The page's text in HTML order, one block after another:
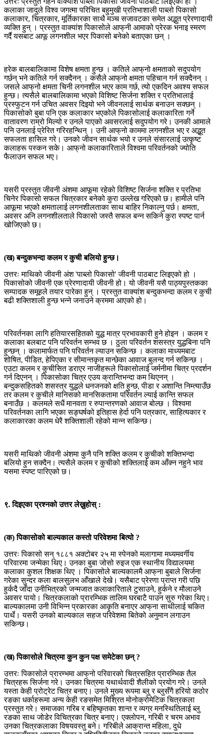
कलाका जादुले विश्व जगत्मा परिचित बहुमुखी प्रतिभाशाली पाब्लो पिकासो
कलाकार, चित्रकार, मूर्तिकारका साथै मञ्च सजावटका समेत अद्भुत प्रेरणादायी
व्यक्ति हुन् । प्रस्तुत वाक्यांश पिकासोले आफ्‌नी आमाको प्रेरक भनाइ स्मरण
गर्दै यसबाट आफू लगनशील भएर पिकासो बनेको बताएका छन् ।
हरेक बालबालिकामा विशेष क्षमता हुन्छ । कतिले आफ्‌नो क्षमताको सदुपयोग
गर्छन् भने कतिले गर्न सक्दैनन् । कसैले आफ्‌नो क्षमता पहिचान गर्न सक्दैनन् ।
जसले आफ्‌नो क्षमता चिनी लगनशील भएर काम गर्छ, त्यो एकदिन अवश्य सफल
हुन्छ। त्यसैले बालबालिकामा भएको विशिष्ट सिर्जना शक्ति र प्रतिभालाई
प्रस्फुटन गर्न उचित अवसर दिइयो भने जीवनलाई सार्थक बनाउन सक्छन् ।
पिकासोको बुबा पनि एक कलाकार भएकोले पिकासोलाई कलाकारिता गर्ने
वातावरण राम्रो मिल्यो र उनले पाएको अवसरलाई सदुपयोग गरे। उनकी आमाले
पनि उनलाई प्रेरित गरिरहन्थिन् । उनी आफ्‌नो काममा लगनशील भए र अद्भूत
सफलता हासिल गरे। उनको जीवन सार्थक भयो र उनले संसारलाई उत्कृष्ट
कलाहरू पस्कन सके। आफ्‌नो कलाकारिताले विश्वमा परिवर्तनको ज्योति
फैलाउन सफल भए।
यसरी प्रस्तुत जीवनी अंशमा आफूमा रहेको विशिष्ट सिर्जना शक्ति र प्रतिभा
चिनेर पिकासो सफल चित्रकार बनेको कुरा उल्लेख गरिएको छ। हामीले पनि
आफूमा भएको क्षमतालाई लगनशीलताका साथ बाहिर निकाल्नु पर्छ। क्षमता,
अवसर अनि लगनशीलताले पिकासो जस्तै सफल बन्न सकिने कुरा स्पष्ट पार्न
खोजिएको छ।
(ख) बन्दुकभन्दा कलम र कुची बलियो हुन्छ।
उत्तरः माथिको जीवनी अंश 'पाब्लो पिकासो' जीवनी पाठबाट लिइएको हो ।
पिकासोको जीवनी एक प्रेरणादायी जीवनी हो। यो जीवनी यसै पाठ्यपुस्तकका
सम्पादक समूहले तयार पारेका हुन् । प्रस्तुत वाक्यांश बन्दुकभन्दा कलम र कुची
बढी शक्तिशाली हुन्छ भन्ने जनाउने क्रममा आएको हो।
परिवर्तनका लागि हतियारसहितको युद्ध मात्र प्रभावकारी हुने होइन । कलम र
कलाका बलबाट पनि परिवर्तन सम्भव छ । ठुला परिवर्तन शसस्त्र युद्धबिना पनि
हुन्छन् । कलामार्फत पनि परिवर्तन ल्याउन सकिन्छ । कलाका माध्यमबाट
शोषित, पीडित, हेपिएका र सीमान्तकृत मान्छेका आवाज बुलन्द गर्न सकिन्छ ।
एउटा कलम र कुचीसित डराएर नाजीहरूले पिकासोलाई जर्मनीमा चित्र प्रदर्शन
गर्न दिएनन् । पिकासोका चित्र एउय क्रान्तिभन्दा कम थिएनन् ।
बन्दुकसहितको शसस्त्र युद्धले धनजनको क्षति हुन्छ, पीडा र अशान्ति निम्त्याउँछ
तर कलम र कुचीले मानिसको मानसिकतामा परिवर्तन ल्याई कान्ति सफल
बनाउँछ । कलमले सधैं मानवता र रुपान्तरणको आवाज बोल्छ । विश्वमा
परिवर्तनका लागि भएका सङ्घर्षको इतिहास हेर्दा पनि पत्रकार, साहित्यकार र
कलाकारका कलम धेरै शक्तिशाली रहेको मान्न सकिन्छ।
यसरी माथिको जीवनी अंशमा कुनै पनि शक्ति कलम र कुचीको शक्तिभन्दा
बलियो हुन सक्दैन। त्यसैले कलम र कुचीको शक्तिलाई कम आँक्न नहुने भाव
यसमा स्पष्ट पारिएको छ।
९. दिइएका प्रश्नको उत्तर लेख्नुहोस् :
(क) पिकासोको बाल्यकाल कस्तो परिवेशमा बित्यो ?
उत्तरः पिकासो सन् १८८१ अक्टोबर २५ मा स्पेनको मलागामा मध्यमवर्गीय
परिवारमा जन्मेका थिए। उनका बुबा जोसो रुइज एक स्थानीय विद्यालयमा
कलाका कुशल शिक्षक थिए । पिकासोले बाल्यकालमै आफ्‌ना बुबाले सिर्जना
गरेका सुन्दर कला बालसुलभ आँखाले देखे। यसैबाट प्रेरणा प्राप्त गरी पछि
हुर्कदै जाँदा उनीभित्रको जन्मजात कलाकारिताले टुसाउने, हुर्कने र मौलाउने
अवसर पायो। चित्रकलाको प्रारम्भिक तालिम घरबाटै पाउन सुरु गरेका थिए।
बाल्यकालमा उनी विभिन्न प्रकारका आकृति बनाएर आफ्‌ना साथीलाई चकित
पार्थे। यसरी उनको बाल्यकाल सहज परिवेशमा बितेको अनुमान लगाउन
सकिन्छ।
(ख) पिकासोले चित्रमा कुन कुन पक्ष समेटेका छन् ?
उत्तरः पिकासोले प्रारम्भमा आफ्‌नो परिवारको चित्रसहित प्रारम्भिक तैल
चित्रहरू सिर्जना गरे। उनका चित्रमा यथार्थवादी शैलीको प्रयोग गरे। उनले
यस्ता केही प्रोट्रेट चित्र बनाए। उनले मुख्य रूपमा ब्लु र ब्लुसँगै हरियो कठोर
रङका धर्काहरूमा अन्य केही रङसमेत मिश्रित मोनोक्रोमेटिक चित्रकला
प्रस्तुत गरे। समाजका गरिब र बहिष्कृतका शान्त र व्यग्र मनस्थितिलाई ब्लु
रङका साथ जोडेर विचित्रका चित्र बनाए। एक्लोपन, गरिबी र चरम अभाव
उनका चित्रकलाका विषयवस्तु बने। गरिबीले आक्रान्त महिला, दुधे